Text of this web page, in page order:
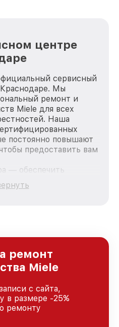
центре
сервисный
Мы
ремонт и
Miele для всех
Наша
постоянно повышают
предоставить вам
— обеспечить
ремонт для
продукции Miele, вне
повышая уровень
наших клиентов.
ремонт
Miele
с сайта,
в размере -25%
ремонту